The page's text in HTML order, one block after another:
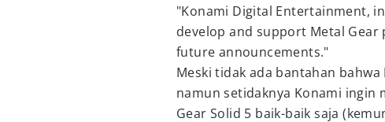
"Konami Digital Entertainment,
develop and support Metal
future announcements."
Meski tidak ada bantahan
namun setidaknya Konami ingin
Gear Solid 5 baik-baik saja